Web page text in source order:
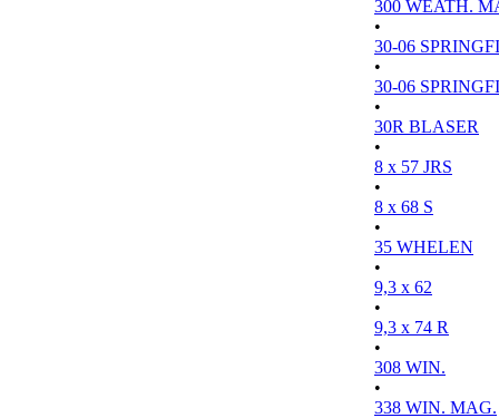
300 WEATH.
•
30-06
•
30-06
•
30R BLASER
•
8 x 57 JRS
•
8 x 68 S
•
35 WHELEN
•
9,3 x 62
•
9,3 x 74 R
•
308 WIN.
•
338 WIN. MAG.